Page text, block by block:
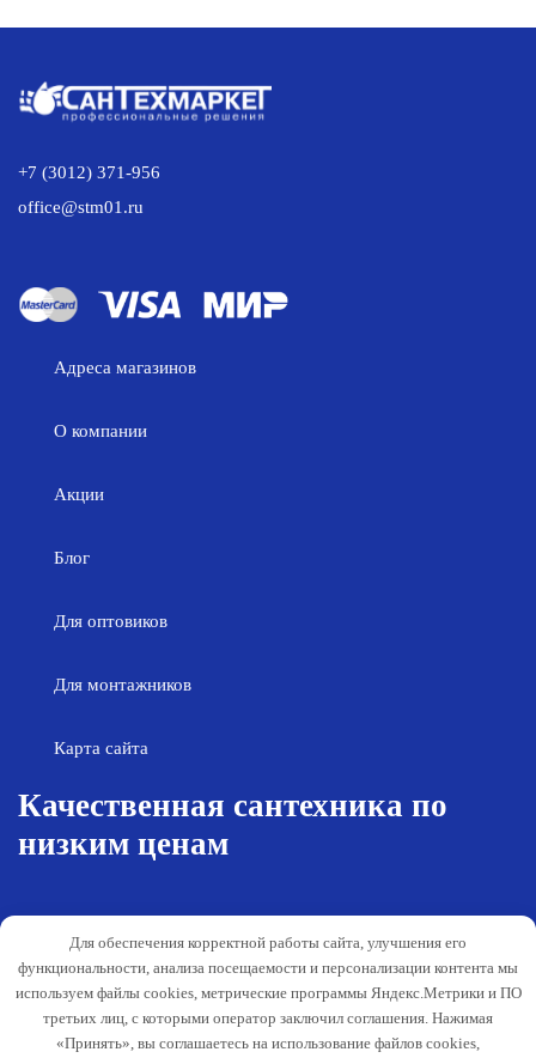
+7 (3012) 371-956
office@stm01.ru
Адреса магазинов
О компании
Акции
Блог
Для оптовиков
Для монтажников
Карта сайта
Качественная сантехника по
низким ценам
Гарантия и обслуживание
Публичная оферта
данных
Способы оплаты
Для обеспечения корректной работы сайта, улучшения его
функциональности, анализа посещаемости и персонализации контента мы
используем файлы cookies, метрические программы Яндекс.Метрики и ПО
третьих лиц, с которыми оператор заключил соглашения. Нажимая
«Принять», вы соглашаетесь на использование файлов cookies,